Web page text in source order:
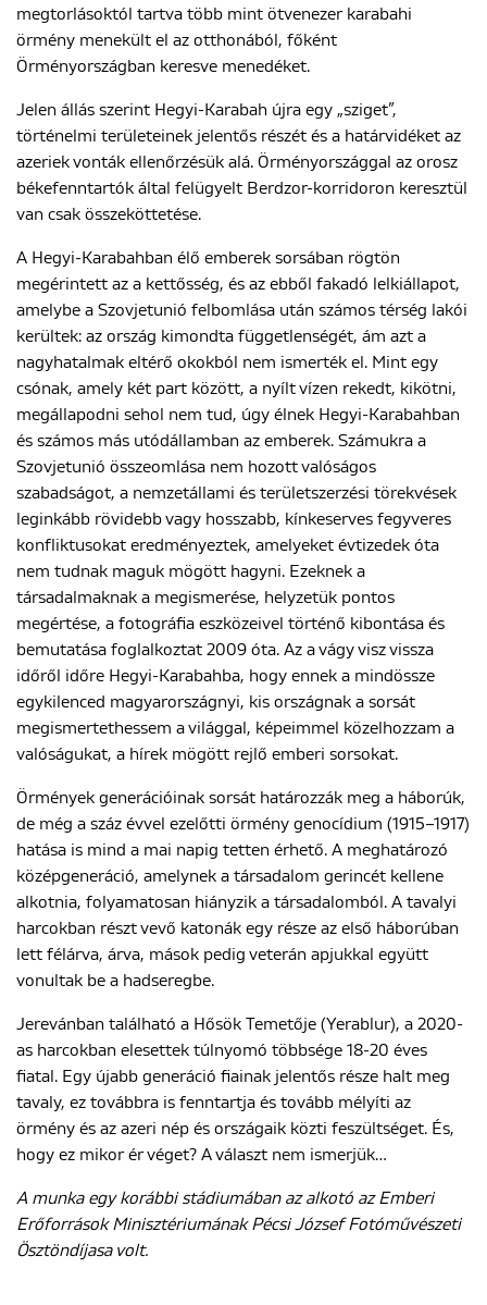
megtorlásoktól tartva több mint ötvenezer karabahi
örmény menekült el az otthonából, főként
Örményországban keresve menedéket.
Jelen állás szerint Hegyi-Karabah újra egy „sziget”,
történelmi területeinek jelentős részét és a határvidéket az
azeriek vonták ellenőrzésük alá. Örményországgal az orosz
békefenntartók által felügyelt Berdzor-korridoron keresztül
van csak összeköttetése.
A Hegyi-Karabahban élő emberek sorsában rögtön
megérintett az a kettősség, és az ebből fakadó lelkiállapot,
amelybe a Szovjetunió felbomlása után számos térség lakói
kerültek: az ország kimondta függetlenségét, ám azt a
nagyhatalmak eltérő okokból nem ismerték el. Mint egy
csónak, amely két part között, a nyílt vízen rekedt, kikötni,
megállapodni sehol nem tud, úgy élnek Hegyi-Karabahban
és számos más utódállamban az emberek. Számukra a
Szovjetunió összeomlása nem hozott valóságos
szabadságot, a nemzetállami és területszerzési törekvések
leginkább rövidebb vagy hosszabb, kínkeserves fegyveres
konfliktusokat eredményeztek, amelyeket évtizedek óta
nem tudnak maguk mögött hagyni. Ezeknek a
társadalmaknak a megismerése, helyzetük pontos
megértése, a fotográfia eszközeivel történő kibontása és
bemutatása foglalkoztat 2009 óta. Az a vágy visz vissza
időről időre Hegyi-Karabahba, hogy ennek a mindössze
egykilenced magyarországnyi, kis országnak a sorsát
megismertethessem a világgal, képeimmel közelhozzam a
valóságukat, a hírek mögött rejlő emberi sorsokat.
Örmények generációinak sorsát határozzák meg a háborúk,
de még a száz évvel ezelőtti örmény genocídium (1915–1917)
hatása is mind a mai napig tetten érhető. A meghatározó
középgeneráció, amelynek a társadalom gerincét kellene
alkotnia, folyamatosan hiányzik a társadalomból. A tavalyi
harcokban részt vevő katonák egy része az első háborúban
lett félárva, árva, mások pedig veterán apjukkal együtt
vonultak be a hadseregbe.
Jerevánban található a Hősök Temetője (Yerablur), a 2020-
as harcokban elesettek túlnyomó többsége 18-20 éves
fiatal. Egy újabb generáció fiainak jelentős része halt meg
tavaly, ez továbbra is fenntartja és tovább mélyíti az
örmény és az azeri nép és országaik közti feszültséget. És,
hogy ez mikor ér véget? A választ nem ismerjük…
A munka egy korábbi stádiumában az alkotó az Emberi
Erőforrások Minisztériumának Pécsi József Fotóművészeti
Ösztöndíjasa volt.